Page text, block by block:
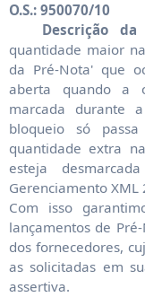
O.S.: 950070/10
Descrição da
quantidade maior
da Pré-Nota' que
aberta quando a
marcada durante
bloqueio só
quantidade extra
esteja
Gerenciamento XML
Com isso
lançamentos de
dos fornecedores,
as solicitadas em
assertiva.